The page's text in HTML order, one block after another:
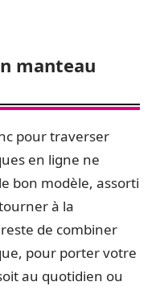
manteau
pour traverser
en ligne ne
bon modèle, assorti
à la
de combiner
pour porter votre
au quotidien ou